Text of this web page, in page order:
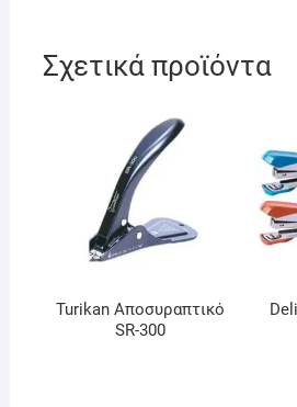
Σχετικά προϊόντα
Turikan Αποσυραπτικό
SR-300